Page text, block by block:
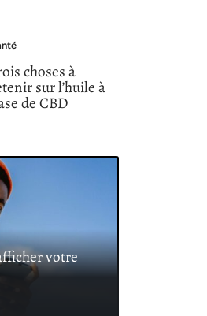
choses à
sur l’huile à
de CBD
votre